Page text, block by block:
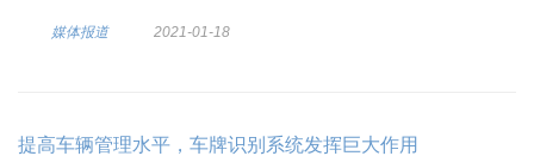
媒体报道 2021-01-18
提高车辆管理水平，车牌识别系统发挥巨大作用